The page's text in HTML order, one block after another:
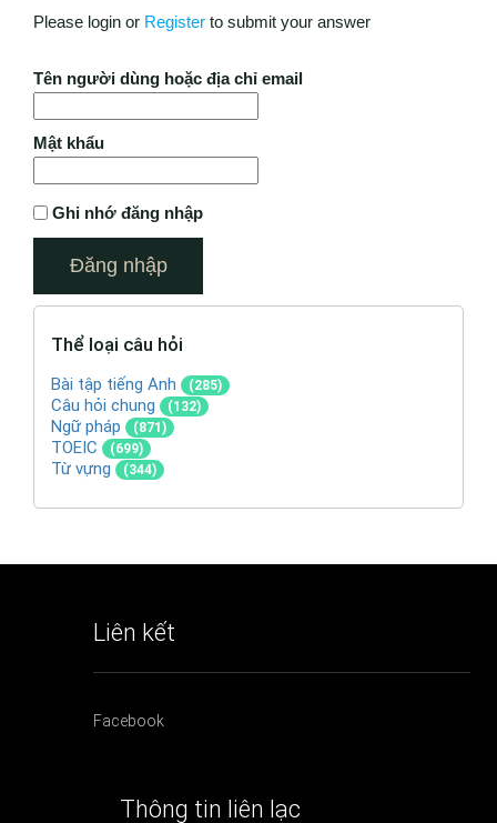
Please login or Register to submit your answer
Tên người dùng hoặc địa chỉ email
Mật khẩu
Ghi nhớ đăng nhập
Thể loại câu hỏi
Bài tập tiếng Anh (285)
Câu hỏi chung (132)
Ngữ pháp (871)
TOEIC (699)
Từ vựng (344)
Liên kết
Facebook
Thông tin liên lạc